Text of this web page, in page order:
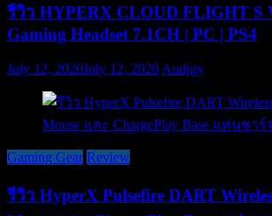
รีวิว HYPERX CLOUD FLIGHT S
Gaming Headset 7.1CH | PC | PS4
July 12, 2020July 12, 2020 Audigy
Gaming Gear Review
รีวิว HyperX Pulsefire DART